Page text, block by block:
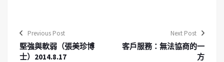
Previous Post
堅強與軟弱（張美珍博
士）2014.8.17
Next Post
客戶服務：無法協商的一
方